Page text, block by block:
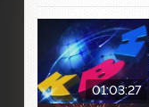
01:03:27